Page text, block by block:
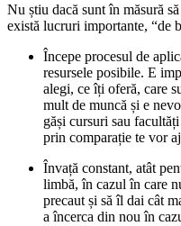
Nu știu dacă sunt în măsură
există lucruri importante, “de
Începe procesul de
resursele posibile. E
alegi, ce îți oferă, care
mult de muncă și e
găși cursuri sau
prin comparație te vor
Învață constant, atât
limbă, în cazul în care
precaut și să îl dai cât
a încerca din nou în